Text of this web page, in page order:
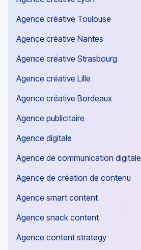
Agence créative Toulouse
Agence créative Nantes
Agence créative Strasbourg
Agence créative Lille
Agence créative Bordeaux
Agence publicitaire
Agence digitale
Agence de communication digitale
Agence de création de contenu
Agence smart content
Agence snack content
Agence content strategy